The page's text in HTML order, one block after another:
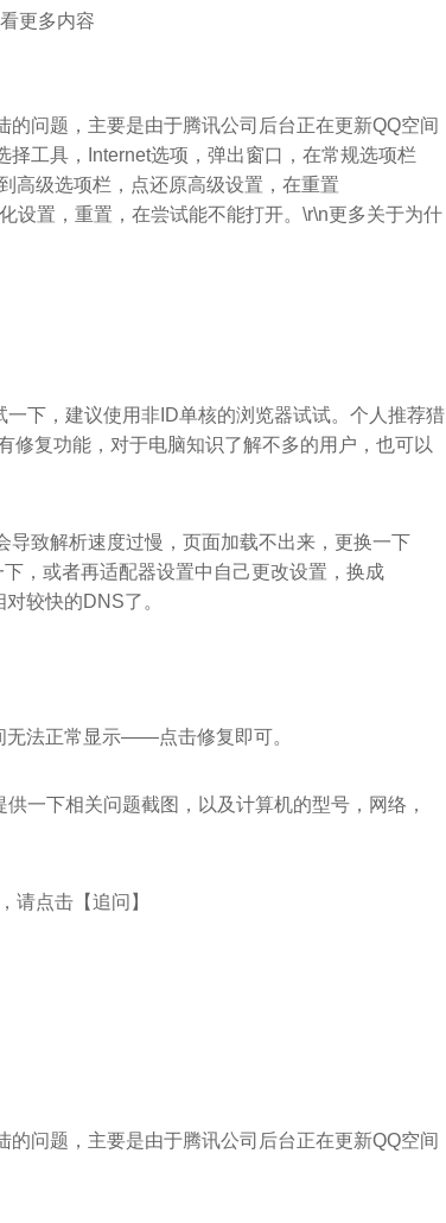
更多内容
问题，主要是由于腾讯公司后台正在更新QQ空间
工具，Internet选项，弹出窗口，在常规选项栏
高级选项栏，点还原高级设置，在重置
设置，重置，在尝试能不能打开。\r\n更多关于为什
下，建议使用非ID单核的浏览器试试。个人推荐猎
修复功能，对于电脑知识了解不多的用户，也可以
致解析速度过慢，页面加载不出来，更换一下
，或者再适配器设置中自己更改设置，换成
较快的DNS了。
法正常显示——点击修复即可。
一下相关问题截图，以及计算机的型号，网络，
请点击【追问】
问题，主要是由于腾讯公司后台正在更新QQ空间